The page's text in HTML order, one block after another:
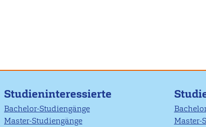
Studieninteressierte
Bachelor-Studiengänge
Master-Studiengänge
Master-